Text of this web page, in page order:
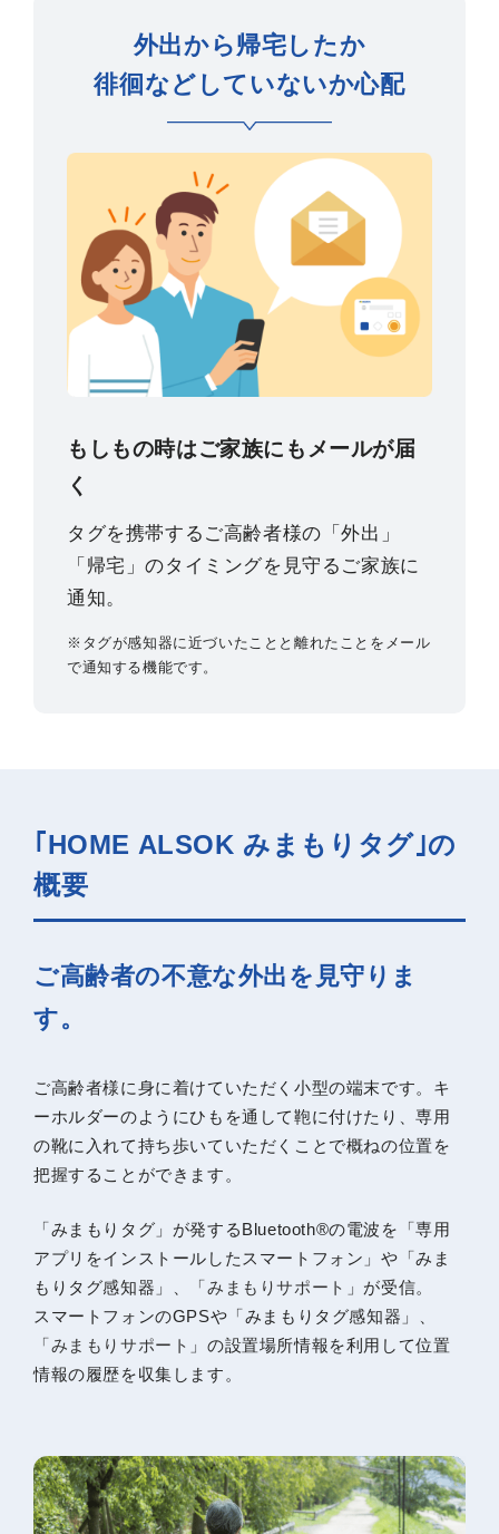
外出から帰宅したか
徘徊などしていないか心配
もしもの時はご家族にもメールが届
く
タグを携帯するご高齢者様の「外出」
「帰宅」のタイミングを見守るご家族に
通知。
※タグが感知器に近づいたことと離れたことをメール
で通知する機能です。
｢HOME ALSOK みまもりタグ｣の
概要
ご高齢者の不意な外出を見守りま
す。
ご高齢者様に身に着けていただく小型の端末です。キ
ーホルダーのようにひもを通して鞄に付けたり、専用
の靴に入れて持ち歩いていただくことで概ねの位置を
把握することができます。
「みまもりタグ」が発するBluetooth®の電波を「専用
アプリをインストールしたスマートフォン」や「みま
もりタグ感知器」、「みまもりサポート 」が受信。
スマートフォンのGPSや「みまもりタグ感知器」、
「みまもりサポート 」の設置場所情報を利用して位置
情報の履歴を収集します。